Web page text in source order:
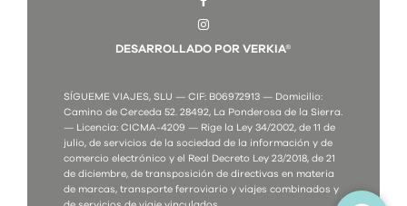
DESARROLLADO POR VERKIA®
SÍGUEME VIAJES, SLU — CIF: B06972913 — Domicilio:
Camino de Cerceda 52. 28492, La Ponderosa de la Sierra.
— Licencia: CICMA-4209 — Rige la Ley 34/2002, de 11 de
julio, de servicios de la sociedad de la información y de
comercio electrónico y el Real Decreto Ley 23/2018, de 21
de diciembre, de transposición de directivas en materia
de marcas, transporte ferroviario y viajes combinados y